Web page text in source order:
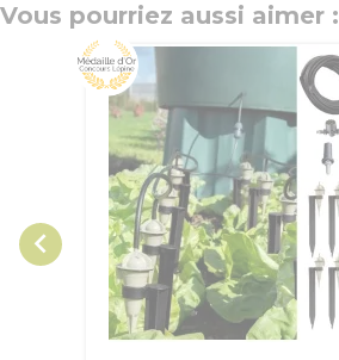
Vous pourriez aussi aimer :
